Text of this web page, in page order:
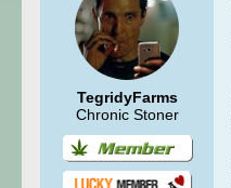
TegridyFarms
Chronic Stoner